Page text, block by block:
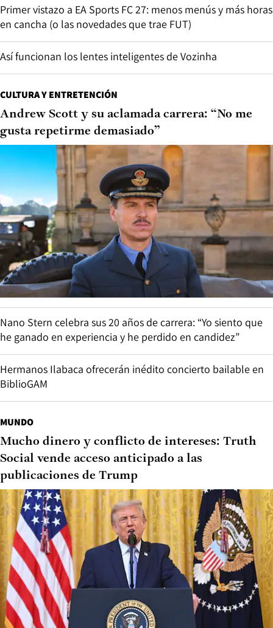
Primer vistazo a EA Sports FC 27: menos menús y más horas
en cancha (o las novedades que trae FUT)
Así funcionan los lentes inteligentes de Vozinha
CULTURA Y ENTRETENCIÓN
Andrew Scott y su aclamada carrera: “No me
gusta repetirme demasiado”
Nano Stern celebra sus 20 años de carrera: “Yo siento que
he ganado en experiencia y he perdido en candidez”
Hermanos Ilabaca ofrecerán inédito concierto bailable en
BiblioGAM
MUNDO
Mucho dinero y conflicto de intereses: Truth
Social vende acceso anticipado a las
publicaciones de Trump